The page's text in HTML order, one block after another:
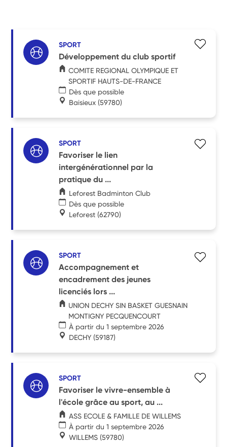
SPORT
Développement du club sportif
COMITE REGIONAL OLYMPIQUE ET
SPORTIF HAUTS-DE-FRANCE
Dès que possible
Baisieux (59780)
SPORT
Favoriser le lien
intergénérationnel par la
pratique du ...
Leforest Badminton Club
Dès que possible
Leforest (62790)
SPORT
Accompagnement et
encadrement des jeunes
licenciés lors ...
UNION DECHY SIN BASKET GUESNAIN
MONTIGNY PECQUENCOURT
À partir du 1 septembre 2026
DECHY (59187)
SPORT
Favoriser le vivre-ensemble à
l'école grâce au sport, au ...
ASS ECOLE & FAMILLE DE WILLEMS
À partir du 1 septembre 2026
WILLEMS (59780)